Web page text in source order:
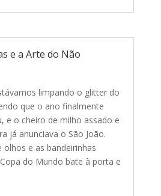
e a Arte do Não
limpando o glitter do
que o ano finalmente
e o cheiro de milho assado e
já anunciava o São João.
olhos e as bandeirinhas
do Mundo bate à porta e